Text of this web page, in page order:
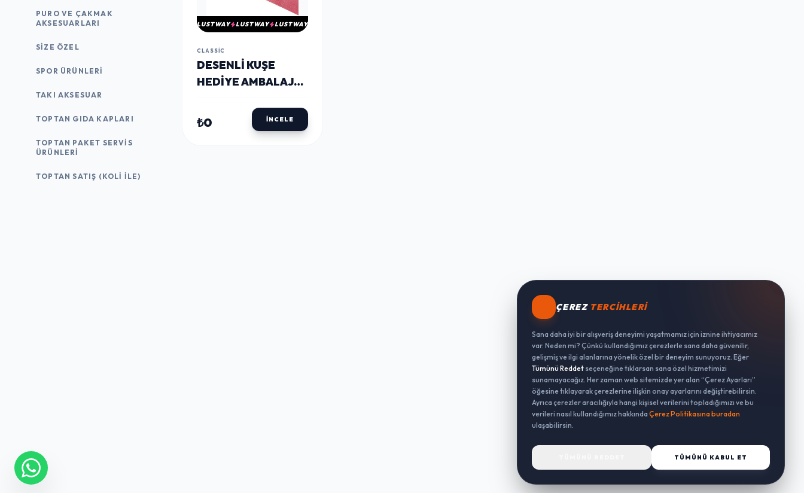
PURO VE ÇAKMAK
AKSESUARLARI
SIZE ÖZEL
SPOR ÜRÜNLERI
TAKI AKSESUAR
TOPTAN GIDA KAPLARI
TOPTAN PAKET SERVIS
ÜRÜNLERI
TOPTAN SATIŞ (KOLI İLE)
LUSTWAY LUSTWAY LUSTWAY
CLASSIC
DESENLI KUŞE
HEDIYE AMBALAJ
₺0 İNCELE
ÇEREZ TERCIHLERI
Sana daha iyi bir alışveriş deneyimi yaşatmamız için iznine ihtiyacımız
var. Neden mi? Çünkü kullandığımız çerezlerle sana daha güvenilir,
gelişmiş ve ilgi alanlarına yönelik özel bir deneyim sunuyoruz. Eğer
Tümünü Reddet seçeneğine tıklarsan sana özel hizmetimizi
sunamayacağız. Her zaman web sitemizde yer alan “Çerez Ayarları”
öğesine tıklayarak çerezlerine ilişkin onay ayarlarını değiştirebilirsin.
Ayrıca çerezler aracılığıyla hangi kişisel verilerini topladığımızı ve bu
verileri nasıl kullandığımız hakkında Çerez Politikasına buradan
ulaşabilirsin.
TÜMÜNÜ KABUL ET